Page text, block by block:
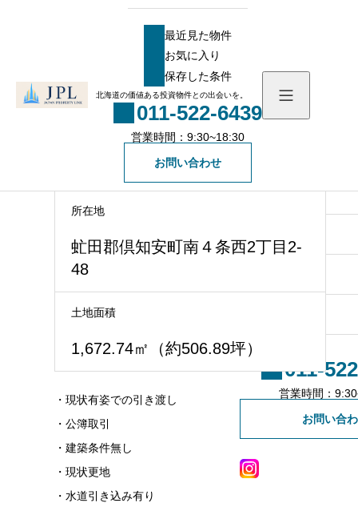
お気に入り
保存した条件
物件一覧
会社概要
一般の方向け登録フォ
不動産会社様専用登録
011-
営業時間：
お問い合
北海道の価値ある投資物件との出会いを。
最近見た物件
お気に入り
保存した条件
011-522-6439
営業時間：9:30~18:30
お問い合わせ
【倶知安】倶知安町売り土地
【倶知安】倶知安町売り土地
駅徒歩8分！民泊用建物向き土地！
250,000,000円
所在地
虻田郡倶知安町南４条西2丁目2-
48
土地面積
1,672.74㎡（約506.89坪）
・現状有姿での引き渡し
・公簿取引
・建築条件無し
・現状更地
・水道引き込み有り